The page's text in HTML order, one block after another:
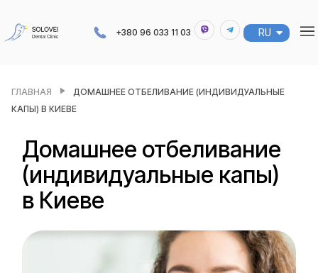
+380 96 033 11 03 RU
UA
ГЛАВНАЯ
ДОМАШНЕЕ ОТБЕЛИВАНИЕ (ИНДИВИДУАЛЬНЫЕ
КАПЫ) В КИЕВЕ
Домашнее отбеливание
(индивидуальные капы)
в Киеве